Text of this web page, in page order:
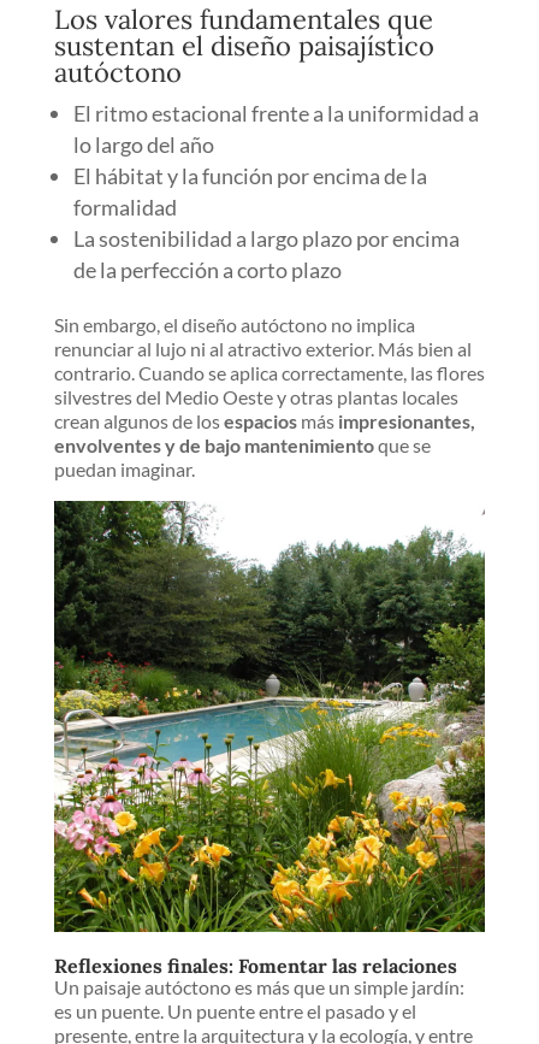
Los valores fundamentales que
sustentan el diseño paisajístico
autóctono
El ritmo estacional frente a la uniformidad a
lo largo del año
El hábitat y la función por encima de la
formalidad
La sostenibilidad a largo plazo por encima
de la perfección a corto plazo
Sin embargo, el diseño autóctono no implica
renunciar al lujo ni al atractivo exterior. Más bien al
contrario. Cuando se aplica correctamente, las flores
silvestres del Medio Oeste y otras plantas locales
crean algunos de losespaciosmás impresionantes,
envolventes y de bajo mantenimientoque se
puedan imaginar.
Reflexiones finales: Fomentar las relaciones
Un paisaje autóctono es más que un simple jardín:
es un puente. Un puente entre el pasado y el
presente, entre la arquitectura y la ecología, y entre